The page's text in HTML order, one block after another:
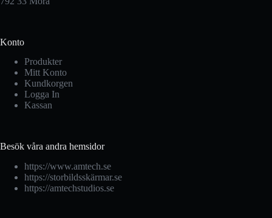
Konto
Produkter
Mitt Konto
Kundkorgen
Logga In
Kassan
Besök våra andra hemsidor
https://www.amtech.se
https://storbildsskärmar.se
https://amtechstudios.se